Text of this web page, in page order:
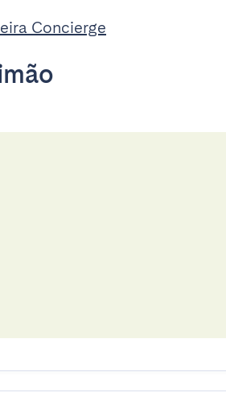
Concierge